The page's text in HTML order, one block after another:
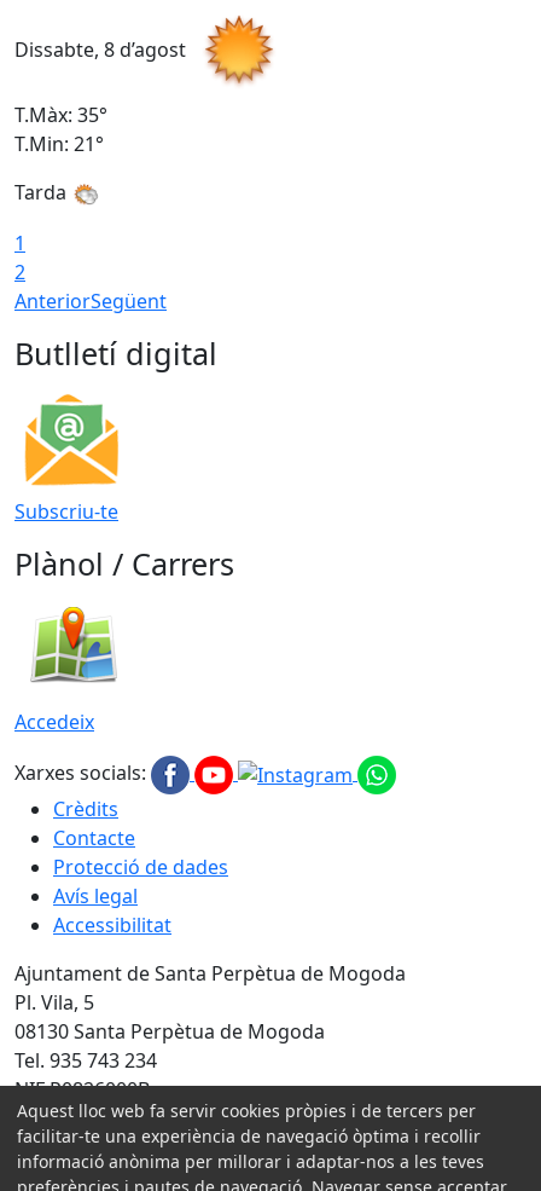
Dissabte, 8 d’agost
T.Màx: 35°
T.Min: 21°
Tarda
1
2
AnteriorSegüent
Butlletí digital
Subscriu-te
Plànol / Carrers
Accedeix
Xarxes socials:
Crèdits
Contacte
Protecció de dades
Avís legal
Accessibilitat
Ajuntament de Santa Perpètua de Mogoda
Pl. Vila, 5
08130 Santa Perpètua de Mogoda
Tel. 935 743 234
NIF P0826000B
Amb la col·laboració de:
Aquest lloc web fa servir cookies pròpies i de tercers per
facilitar-te una experiència de navegació òptima i recollir
informació anònima per millorar i adaptar-nos a les teves